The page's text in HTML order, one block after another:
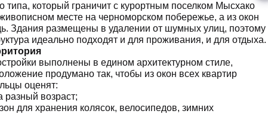
типа, который граничит с курортным поселком Мысхако
месте на черноморском побережье, а из окон
Здания размещены в удалении от шумных улиц, поэтому
идеально подходят и для проживания, и для отдыха.
выполнены в едином архитектурном стиле,
продумано так, чтобы из окон всех квартир
оценят:
разный возраст;
для хранения колясок, велосипедов, зимних